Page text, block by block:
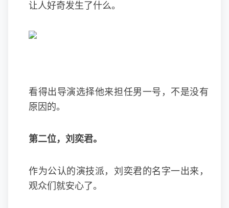
让人好奇发生了什么。
看得出导演选择他来担任男一号，不是没有
原因的。
第二位，刘奕君。
作为公认的演技派，刘奕君的名字一出来，
观众们就安心了。